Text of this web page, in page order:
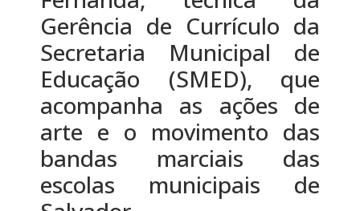
Gerência de Currículo da
Secretaria Municipal de
Educação (SMED), que
acompanha as ações de
arte e o movimento das
bandas marciais das
escolas municipais de